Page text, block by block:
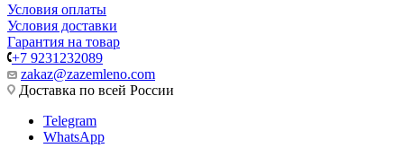
Условия оплаты
Условия доставки
Гарантия на товар
+7 9231232089
zakaz@zazemleno.com
Доставка по всей России
Telegram
WhatsApp